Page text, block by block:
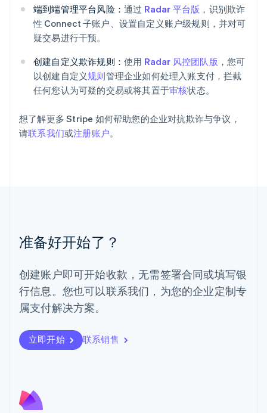
端到端管理平台风险： 通过 Radar 平台版 ，识别欺诈
性 Connect 子账户、设置自定义账户级规则，并对可
疑交易进行干预。
创建自定义欺诈规则： 使用 Radar 风控团队版 ，您可
以创建自定义规则管理企业如何处理入账支付，拦截
任何您认为可疑的交易或将其置于审核状态。
想了解更多 Stripe 如何帮助您的企业对抗欺诈与争议，
请联系我们或注册账户。
准备好开始了？
创建账户即可开始收款，无需签署合同或填写银
行信息。您也可以联系我们，为您的企业定制专
属支付解决方案。
立即开始 联系销售
拉脱维亚
English
立陶宛
English
列支敦士登
DeutschEnglish
卢森堡
FrançaisDeutschEnglish
English
马尔他
English
English
葡萄牙
日本
日本語 English
瑞典
SvenskaEnglish
Deutsch FrançaisItaliano English
塞浦路斯
斯洛文尼亚
English